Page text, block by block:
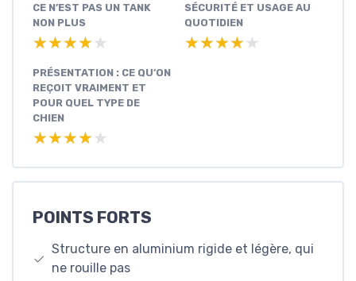
CE N’EST PAS UN TANK
NON PLUS
★★★★★
★★★★★
SÉCURITÉ ET USAGE AU
QUOTIDIEN
★★★★★
★★★★★
PRÉSENTATION : CE QU’ON
REÇOIT VRAIMENT ET
POUR QUEL TYPE DE
CHIEN
★★★★★
★★★★★
POINTS FORTS
Structure en aluminium rigide et légère, qui
ne rouille pas